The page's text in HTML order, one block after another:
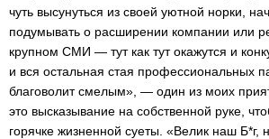
чуть высунуться из своей уютной норки,
подумывать о расширении компании или
крупном СМИ — тут как тут окажутся и
и вся остальная стая профессиональных
благоволит смелым», — один из моих
это высказывание на собственной руке,
горячке жизненной суеты. «Велик наш Б*г,